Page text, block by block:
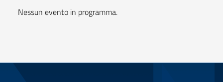
Nessun evento in programma.